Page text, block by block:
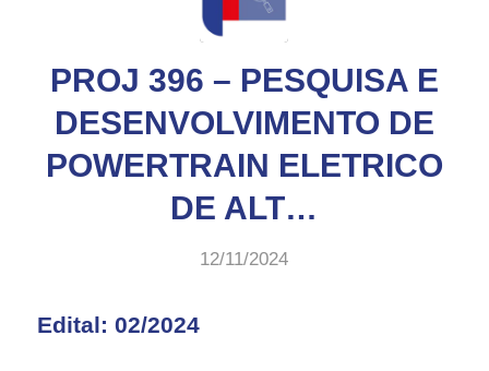
PROJ 396 – PESQUISA E
DESENVOLVIMENTO DE
POWERTRAIN ELETRICO
DE ALT…
12/11/2024
Edital: 02/2024